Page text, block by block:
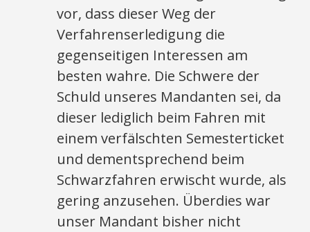
vor, dass dieser Weg der
Verfahrenserledigung die
gegenseitigen Interessen am
besten wahre. Die Schwere der
Schuld unseres Mandanten sei, da
dieser lediglich beim Fahren mit
einem verfälschten Semesterticket
und dementsprechend beim
Schwarzfahren erwischt wurde, als
gering anzusehen. Überdies war
unser Mandant bisher nicht